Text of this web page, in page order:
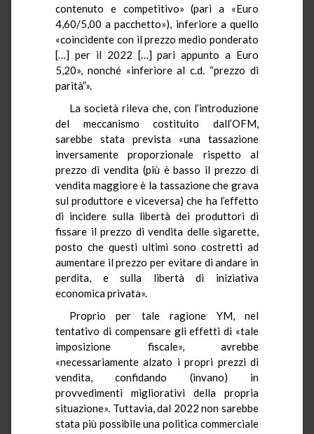
contenuto e competitivo» (pari a «Euro
4,60/5,00 a pacchetto»), inferiore a quello
«coincidente con il prezzo medio ponderato
[…] per il 2022 […] pari appunto a Euro
5,20», nonché «inferiore al c.d. “prezzo di
parità”».
La società rileva che, con l’introduzione
del meccanismo costituito dall’OFM,
sarebbe stata prevista «una tassazione
inversamente proporzionale rispetto al
prezzo di vendita (più è basso il prezzo di
vendita maggiore è la tassazione che grava
sul produttore e viceversa) che ha l’effetto
di incidere sulla libertà dei produttori di
fissare il prezzo di vendita delle sigarette,
posto che questi ultimi sono costretti ad
aumentare il prezzo per evitare di andare in
perdita, e sulla libertà di iniziativa
economica privata».
Proprio per tale ragione YM, nel
tentativo di compensare gli effetti di «tale
imposizione fiscale», avrebbe
«necessariamente alzato i propri prezzi di
vendita, confidando (invano) in
provvedimenti migliorativi della propria
situazione». Tuttavia, dal 2022 non sarebbe
stata più possibile una politica commerciale